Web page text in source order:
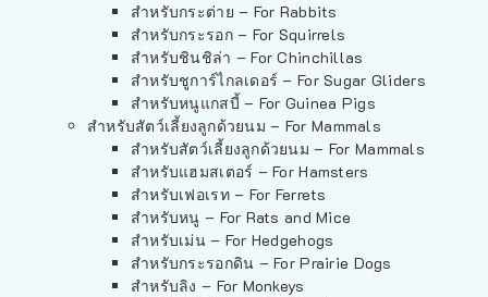
สำหรับกระต่าย – For Rabbits
สำหรับกระรอก – For Squirrels
สำหรับชินชิล่า – For Chinchillas
สำหรับชูการ์ไกลเดอร์ – For Sugar Gliders
สำหรับหนูแกสบี้ – For Guinea Pigs
สำหรับสัตว์เลี้ยงลูกด้วยนม – For Mammals
สำหรับสัตว์เลี้ยงลูกด้วยนม – For Mammals
สำหรับแฮมสเตอร์ – For Hamsters
สำหรับเฟอเรท – For Ferrets
สำหรับหนู – For Rats and Mice
สำหรับเม่น – For Hedgehogs
สำหรับกระรอกดิน – For Prairie Dogs
สำหรับลิง – For Monkeys